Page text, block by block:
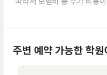
주변 예약 가능한 학원